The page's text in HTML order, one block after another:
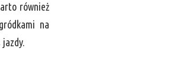
również
na